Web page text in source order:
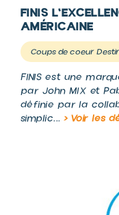
FINIS
AMÉRICAINE
Coups de coeur
FINIS est une
par John MIX et
définie par la
simplic... > Voir les